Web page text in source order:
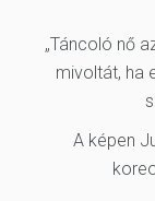
„Táncoló nő
mivoltát, ha
A képen